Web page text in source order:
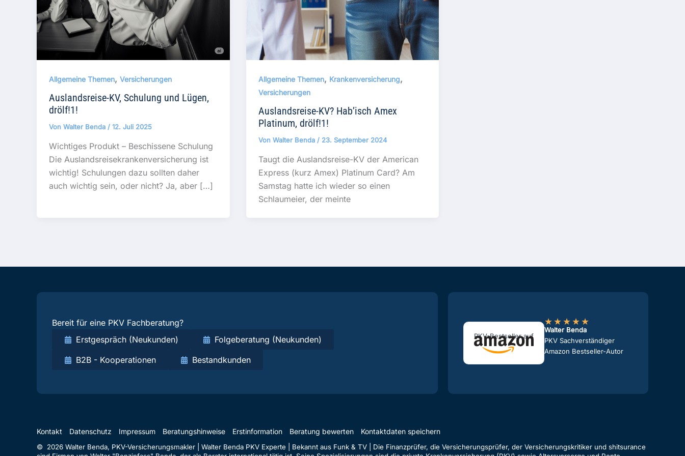
Allgemeine Themen, Versicherungen
Auslandsreise-KV, Schulung und Lügen,
drölf!1!
Von Walter Benda / 12. Juli 2025
Wichtiges Produkt – Beschissene Schulung
Die Auslandsreisekrankenversicherung ist
wichtig! Schulungen dazu sollten daher
auch wichtig sein, oder nicht? Ja, aber […]
Allgemeine Themen, Krankenversicherung,
Versicherungen
Auslandsreise-KV? Hab’isch Amex
Platinum, drölf!1!
Von Walter Benda / 23. September 2024
Taugt die Auslandsreise-KV der American
Express (kurz Amex) Platinum Card? Am
Samstag hatte ich wieder so einen
Schlaumeier, der meinte
Bereit für eine PKV Fachberatung?
Erstgespräch (Neukunden)
Folgeberatung (Neukunden)
B2B - Kooperationen
Bestandkunden
PKV-Bestseller auf
★★★★★
Walter Benda
PKV Sachverständiger
Amazon Bestseller-Autor
Kontakt Datenschutz Impressum Beratungshinweise Erstinformation Beratung bewerten Kontaktdaten speichern
© 2026 Walter Benda, PKV-Versicherungsmakler | Walter Benda PKV Experte | Bekannt aus Funk & TV | Die Finanzprüfer, die Versicherungsprüfer, der Versicherungskritiker und shitsurance